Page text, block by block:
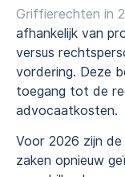
Griffierechten in
afhankelijk van
versus
vordering. Deze
toegang tot de
advocaatkosten.
Voor 2026 zijn
zaken opnieuw